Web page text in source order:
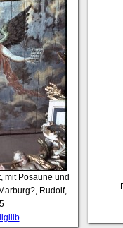
mit Posaune und
Rudolf,